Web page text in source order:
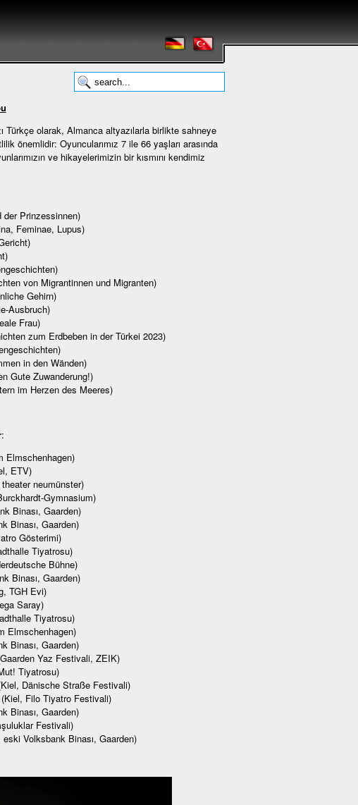
Türkçe olarak, Almanca altyazılarla birlikte sahneye
önemlidir: Oyuncularımız 7 ile 66 yaşları arasında
ve hikayelerimizin bir kısmını kendimiz
Prinzessinnen)
Feminae, Lupus)
von Migrantinnen und Migranten)
Gehirn)
Ausbruch)
Frau)
zum Erdbeben in der Türkei 2023)
in den Wänden)
Gute Zuwanderung!)
im Herzen des Meeres)
:
Elmschenhagen)
ETV)
neumünster)
Gymnasium)
Binası, Gaarden)
Binası, Gaarden)
Gösterimi)
Tiyatrosu)
Bühne)
Binası, Gaarden)
TGH Evi)
Saray)
Tiyatrosu)
Elmschenhagen)
Binası, Gaarden)
Yaz Festivali, ZEIK)
Tiyatrosu)
Dänische Straße Festivali)
Filo Tiyatro Festivali)
Binası, Gaarden)
Festivali)
Volksbank Binası, Gaarden)